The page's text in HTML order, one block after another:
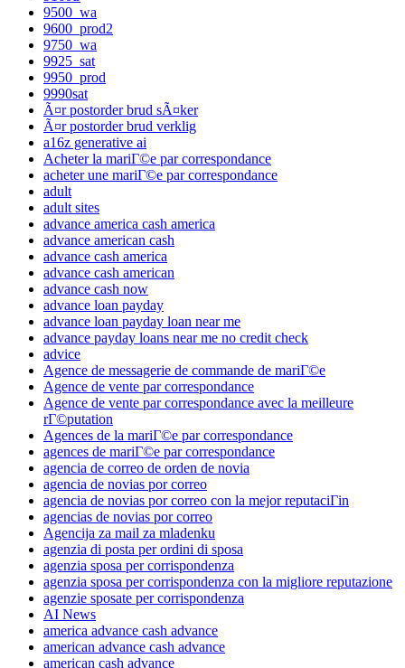
9500_wa
9600_prod2
9750_wa
9925_sat
9950_prod
9990sat
Ã¤r postorder brud sÃ¤ker
Ã¤r postorder brud verklig
a16z generative ai
Acheter la mariГ©e par correspondance
acheter une mariГ©e par correspondance
adult
adult sites
advance america cash america
advance american cash
advance cash america
advance cash american
advance cash now
advance loan payday
advance loan payday loan near me
advance payday loans near me no credit check
advice
Agence de messagerie de commande de mariГ©e
Agence de vente par correspondance
Agence de vente par correspondance avec la meilleure
rГ©putation
Agences de la mariГ©e par correspondance
agences de mariГ©e par correspondance
agencia de correo de orden de novia
agencia de novias por correo
agencia de novias por correo con la mejor reputaciГіn
agencias de novias por correo
Agencija za mail za mladenku
agenzia di posta per ordini di sposa
agenzia sposa per corrispondenza
agenzia sposa per corrispondenza con la migliore reputazione
agenzie sposate per corrispondenza
AI News
america advance cash advance
american advance cash advance
american cash advance